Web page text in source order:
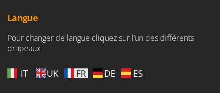
Poussoirs à saucisse
Presses à pellets
Pressoirs à fruits
GRAEF
GreenBay
Langue
Pour changer de langue cliquez sur l’un des différents
drapeaux
IT UK FR DE ES